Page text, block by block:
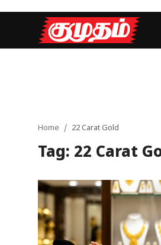
Games
Videos
Health
Home 22 Carat Gold
Tag: 22 Carat